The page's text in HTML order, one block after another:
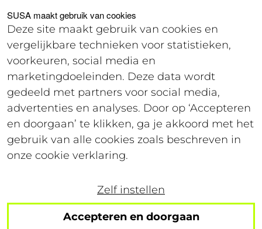
SUSA maakt gebruik van cookies
Deze site maakt gebruik van cookies en
vergelijkbare technieken voor statistieken,
voorkeuren, social media en
marketingdoeleinden. Deze data wordt
gedeeld met partners voor social media,
advertenties en analyses. Door op ‘Accepteren
en doorgaan’ te klikken, ga je akkoord met het
gebruik van alle cookies zoals beschreven in
onze cookie verklaring.
Zelf instellen
Accepteren en doorgaan
Voor studenten Voor werkgevers
Login
Dé splinternieuwe SUSA
3 april 2025
Leestijd: 2 minuten